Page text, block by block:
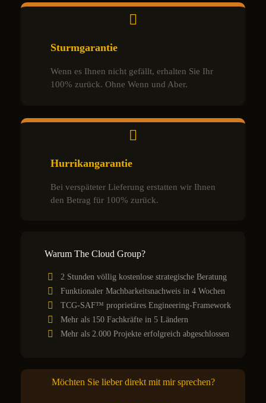
Sturmgarantie
Wenn es Ihnen nicht gefällt, erhalten Sie Ihr
100% zurück. Ohne Wenn und Aber.
Hurrikangarantie
Bei verspäteter Lieferung erstatten wir Ihnen
den Betrag für 100% zurück.
Warum The Cloud Group?
2 Stunden völlig kostenlose strategische Beratung
Funktionaler Machbarkeitsnachweis in 4 Wochen
TCG-SAF™ proprietäres Engineering-Framework
Mehr als 150 Fachkräfte in 5 Ländern
Mehr als 2.000 Projekte erfolgreich abgeschlossen
Möchten Sie lieber direkt mit mir sprechen?